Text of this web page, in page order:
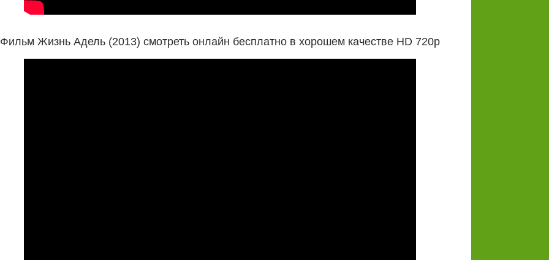
Фильм Жизнь Адель (2013) смотреть онлайн бесплатно в хорошем качестве HD 720p